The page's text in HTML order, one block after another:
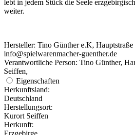
lebt in jedem Stück die Seele
weiter.
Hersteller: Tino Günther e.K,
info@spielwarenmacher-guenther.de
Verantwortliche Person: Tino Günther,
Seiffen,
Eigenschaften
Herkunftsland:
Deutschland
Herstellungsort:
Kurort Seiffen
Herkunft:
Erzgebirge